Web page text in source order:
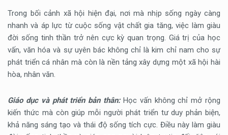
Trong bối cảnh xã hội hiện đại, nơi mà nhịp sống ngày càng
nhanh và áp lực từ cuộc sống vật chất gia tăng, việc làm giàu
đời sống tinh thần trở nên cực kỳ quan trọng. Giá trị của học
vấn, văn hóa và sự uyên bác không chỉ là kim chỉ nam cho sự
phát triển cá nhân mà còn là nền tảng xây dựng một xã hội hài
hòa, nhân văn.
Giáo dục và phát triển bản thân:Học vấn không chỉ mở rộng
kiến thức mà còn giúp mỗi người phát triển tư duy phản biện,
khả năng sáng tạo và thái độ sống tích cực. Điều này làm giàu